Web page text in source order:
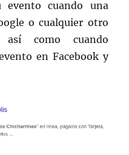
cuando una
o cualquier otro
como cuando
en Facebook y